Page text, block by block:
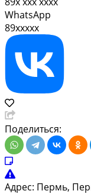
WhatsApp
89xxxxx
Поделиться:
Адрес: Пермь,